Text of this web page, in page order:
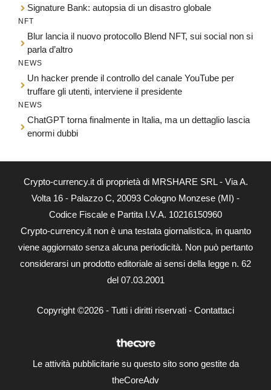
Signature Bank: autopsia di un disastro globale
NFT
Blur lancia il nuovo protocollo Blend NFT, sui social non si
parla d’altro
NEWS
Un hacker prende il controllo del canale YouTube per
truffare gli utenti, interviene il presidente
NEWS
ChatGPT torna finalmente in Italia, ma un dettaglio lascia
enormi dubbi
Crypto-currency.it di proprietà di MRSHARE SRL - Via A.
Volta 16 - Palazzo C, 20093 Cologno Monzese (MI) -
Codice Fiscale e Partita I.V.A. 10216150960
Crypto-currency.it non è una testata giornalistica, in quanto
viene aggiornato senza alcuna periodicità. Non può pertanto
considerarsi un prodotto editoriale ai sensi della legge n. 62
del 07.03.2001
Copyright ©2026 - Tutti i diritti riservati - Contattaci
Le attività pubblicitarie su questo sito sono gestite da
theCoreAdv